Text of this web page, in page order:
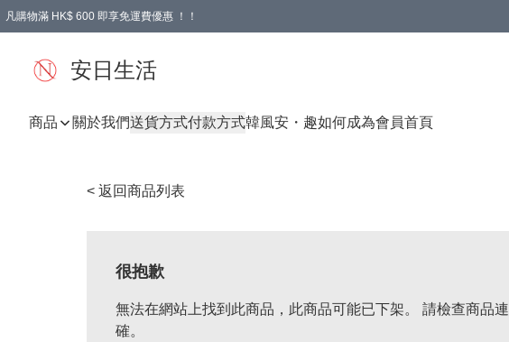
凡購物滿 HK$ 600 即享免運費優惠 ！！
安日生活
商品 關於我們送貨方式付款方式韓風安・趣如何成為會員首頁
< 返回商品列表
很抱歉
無法在網站上找到此商品，此商品可能已下架。 請檢查商品
確。